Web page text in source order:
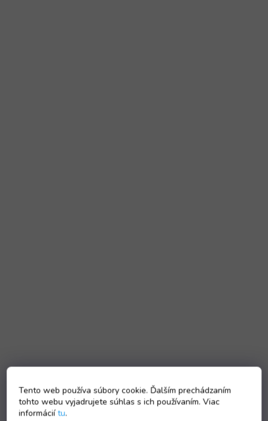
Tento web používa súbory cookie. Ďalším prechádzaním
tohto webu vyjadrujete súhlas s ich používaním. Viac
informáciítu.